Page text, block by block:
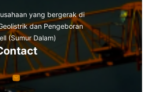
yang bergerak di
dan Pengeboran
(Sumur Dalam)